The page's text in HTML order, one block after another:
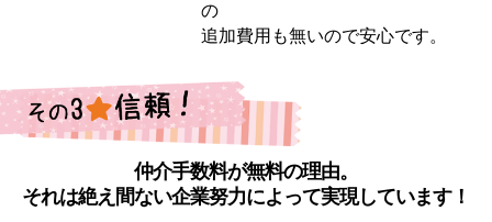
の
追加費用も無いので安心です。
仲介手数料が無料の理由。
それは絶え間ない企業努力によって実現しています！